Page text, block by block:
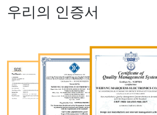
우리의 인증서